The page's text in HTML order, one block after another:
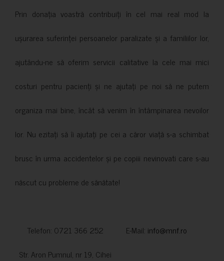
Prin donația voastră contribuiți în cel mai real mod la
ușurarea suferinței persoanelor paralizate și a familiilor lor,
ajutându-ne să oferim servicii calitative la cele mai mici
costuri pentru pacienți și ne ajutați pe noi să ne putem
organiza mai bine, încât să venim în întâmpinarea nevoilor
lor. Nu ezitați să îi ajutați pe cei a căror viață s-a schimbat
brusc în urma accidentelor și pe copiii nevinovati care s-au
născut cu probleme de sănătate!
Telefon: 0721 366 252 E-Mail: info@mnf.ro
Str. Aron Pumnul, nr 19, Cihei